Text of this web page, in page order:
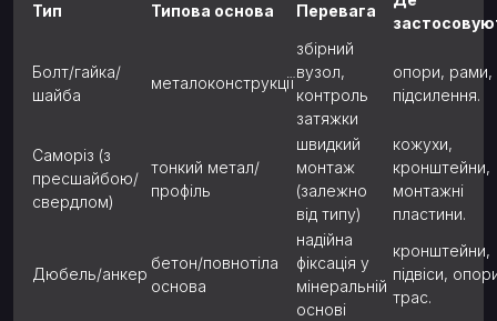
Тип Типова основа Перевага
Болт/гайка/
шайба
металоконструкції
збірний
вузол,
контроль
затяжки
опори, рами,
підсилення.
Саморіз (з
пресшайбою/
свердлом)
тонкий метал/
профіль
швидкий
монтаж
(залежно
від типу)
кожухи,
кронштейни,
монтажні
пластини.
Дюбель/анкер
бетон/повнотіла
основа
надійна
фіксація у
мінеральній
основі
кронштейни,
підвіси,
трас.